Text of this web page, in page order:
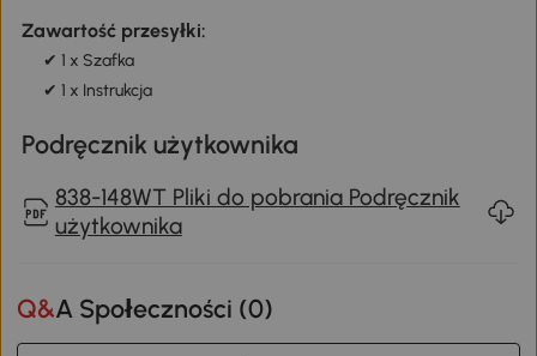
Zawartość przesyłki:
✔ 1 x Szafka
✔ 1 x Instrukcja
Podręcznik użytkownika
838-148WT Pliki do pobrania Podręcznik
użytkownika
Q&A Społeczności (0)